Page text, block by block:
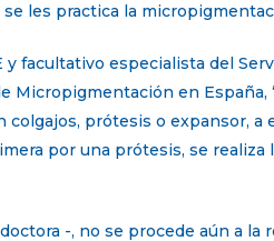
les practica la
facultativo especialista del
Micropigmentación en
prótesis o expansor,
por una prótesis, se realiza
-, no se procede aún a la